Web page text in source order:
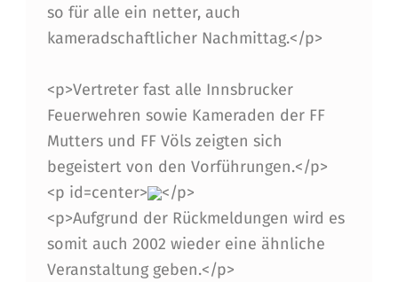
so für alle ein netter, auch
kameradschaftlicher Nachmittag.</p>
<p>Vertreter fast alle Innsbrucker
Feuerwehren sowie Kameraden der FF
Mutters und FF Völs zeigten sich
begeistert von den Vorführungen.</p>
<p id=center>
</p>
<p>Aufgrund der Rückmeldungen wird es
somit auch 2002 wieder eine ähnliche
Veranstaltung geben.</p>